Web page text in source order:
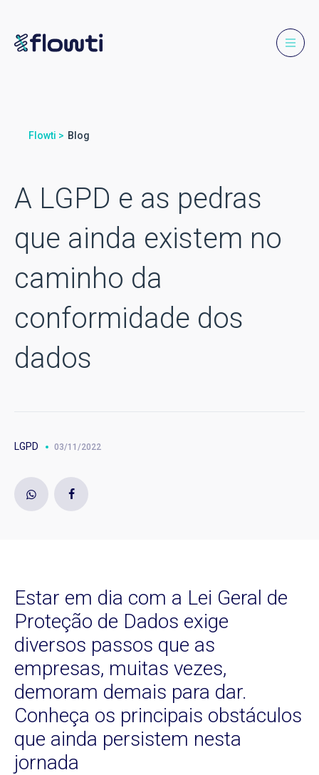
Flowti > Blog
A LGPD e as pedras
que ainda existem no
caminho da
conformidade dos
dados
LGPD 03/11/2022
Estar em dia com a Lei Geral de
Proteção de Dados exige
diversos passos que as
empresas, muitas vezes,
demoram demais para dar.
Conheça os principais obstáculos
que ainda persistem nesta
jornada